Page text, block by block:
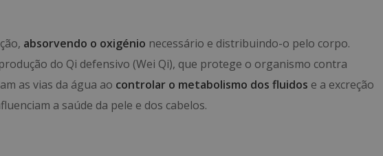
absorvendo o oxigénio necessário e distribuindo-o pelo corpo.
do Qi defensivo (Wei Qi), que protege o organismo contra
as vias da água ao controlar o metabolismo dos fluidos e a excreção
a saúde da pele e dos cabelos.